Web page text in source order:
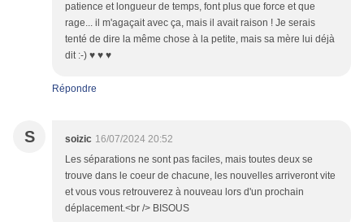
patience et longueur de temps, font plus que force et que
rage... il m'agaçait avec ça, mais il avait raison ! Je serais
tenté de dire la même chose à la petite, mais sa mère lui déjà
dit :-) ♥ ♥ ♥
Répondre
S soizic 16/07/2024 20:52
Les séparations ne sont pas faciles, mais toutes deux se
trouve dans le coeur de chacune, les nouvelles arriveront vite
et vous vous retrouverez à nouveau lors d'un prochain
déplacement.<br /> BISOUS